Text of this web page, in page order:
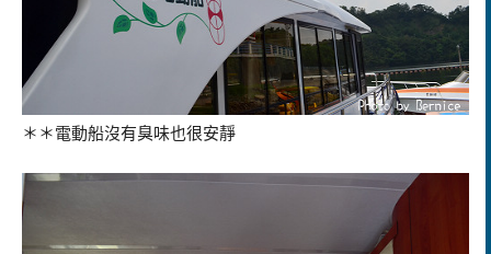
＊＊電動船沒有臭味也很安靜